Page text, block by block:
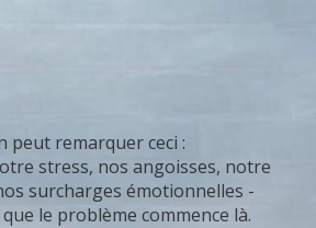
peut remarquer ceci :
stress, nos angoisses, notre
surcharges émotionnelles -
le problème commence là.